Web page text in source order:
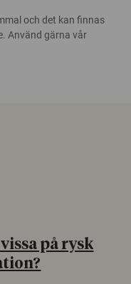
och det kan finnas
Använd gärna vår
på rysk